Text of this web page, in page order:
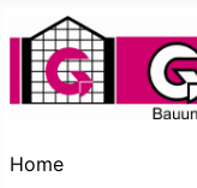
Home